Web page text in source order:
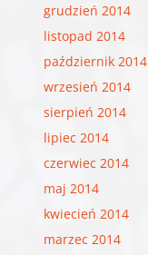
grudzień 2014
listopad 2014
październik 2014
wrzesień 2014
sierpień 2014
lipiec 2014
czerwiec 2014
maj 2014
kwiecień 2014
marzec 2014